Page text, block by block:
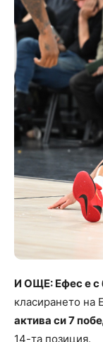
И ОЩЕ: Ефес е с
класирането на
актива си 7
14-та позиция.